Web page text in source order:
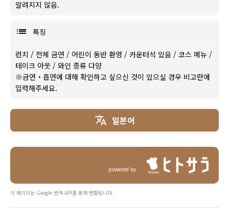
알려지지 않음.
특징
런치 / 전체 금연 / 어린이 동반 환영 / 카운터석 있음 / 코스 메뉴 /
테이크 아웃 / 와인 종류 다양
※금연・흡연에 대해 확인하고 싶으신 것이 있으실 경우 비고란에
입력해주세요.
일본어
powered by
이 페이지는 Google 번역 API를 통해 변환됩니다.